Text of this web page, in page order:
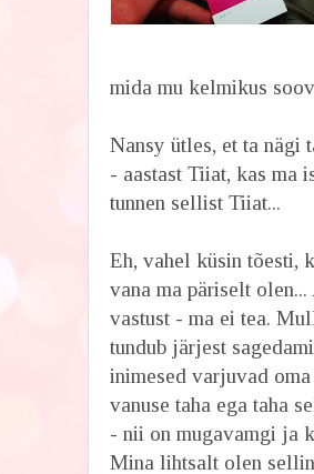
mida mu kelmikus
Nansy ütles, et ta nägi
- aastast Tiiat, kas ma
tunnen sellist Tiiat...
Eh, vahel küsin tõesti,
vana ma päriselt olen...
vastust - ma ei tea.
tundub järjest
inimesed varjuvad oma
vanuse taha ega taha
- nii on mugavamgi ja
Mina lihtsalt olen